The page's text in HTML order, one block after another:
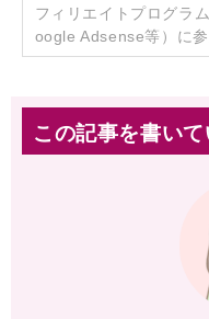
フィリエイトプログラ
oogle Adsense等）に
この記事を書いて